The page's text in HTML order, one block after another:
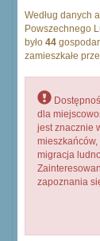
Według danych
Powszechnego
było 44
zamieszkałe
dla
jest znacznie
mieszkańców,
migracja
zapoznania